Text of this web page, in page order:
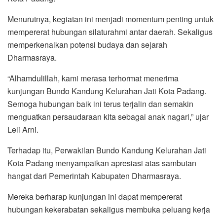
Menurutnya, kegiatan ini menjadi momentum penting untuk
mempererat hubungan silaturahmi antar daerah. Sekaligus
memperkenalkan potensi budaya dan sejarah
Dharmasraya.
“Alhamdulillah, kami merasa terhormat menerima
kunjungan Bundo Kandung Kelurahan Jati Kota Padang.
Semoga hubungan baik ini terus terjalin dan semakin
menguatkan persaudaraan kita sebagai anak nagari,” ujar
Leli Arni.
Terhadap itu, Perwakilan Bundo Kandung Kelurahan Jati
Kota Padang menyampaikan apresiasi atas sambutan
hangat dari Pemerintah Kabupaten Dharmasraya.
Mereka berharap kunjungan ini dapat mempererat
hubungan kekerabatan sekaligus membuka peluang kerja